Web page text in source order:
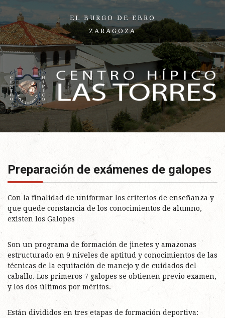
EL BURGO DE EBRO
ZARAGOZA
Preparación de exámenes de galopes
Con la finalidad de uniformar los criterios de enseñanza y
que quede constancia de los conocimientos de alumno,
existen los Galopes
Son un programa de formación de jinetes y amazonas
estructurado en 9 niveles de aptitud y conocimientos de las
técnicas de la equitación de manejo y de cuidados del
caballo. Los primeros 7 galopes se obtienen previo examen,
y los dos últimos por méritos.
Están divididos en tres etapas de formación deportiva: